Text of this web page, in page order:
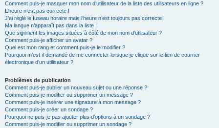
Comment puis-je masquer mon nom d’utilisateur de la liste des utilisateurs en ligne ?
L’heure n’est pas correcte !
J’ai réglé le fuseau horaire mais l’heure n’est toujours pas correcte !
Ma langue n’apparaît pas dans la liste !
Que signifient les images situées à côté de mon nom d’utilisateur ?
Comment puis-je afficher un avatar ?
Quel est mon rang et comment puis-je le modifier ?
Pourquoi m’est-il demandé de me connecter lorsque je clique sur le lien de courrier
électronique d’un utilisateur ?
Problèmes de publication
Comment puis-je publier un nouveau sujet ou une réponse ?
Comment puis-je modifier ou supprimer un message ?
Comment puis-je insérer une signature à mon message ?
Comment puis-je créer un sondage ?
Pourquoi ne puis-je pas ajouter plus d’options à un sondage ?
Comment puis-je modifier ou supprimer un sondage ?